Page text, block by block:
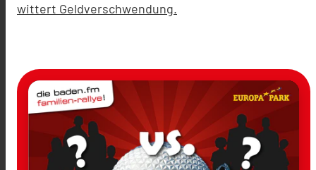
wittert Geldverschwendung.